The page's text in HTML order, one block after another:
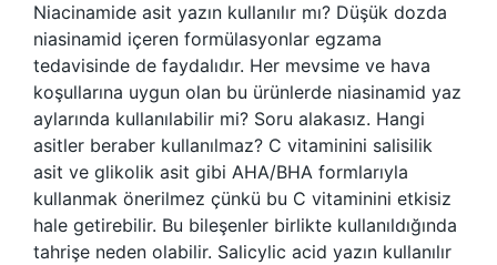
Niacinamide asit yazın kullanılır mı? Düşük dozda
niasinamid içeren formülasyonlar egzama
tedavisinde de faydalıdır. Her mevsime ve hava
koşullarına uygun olan bu ürünlerde niasinamid yaz
aylarında kullanılabilir mi? Soru alakasız. Hangi
asitler beraber kullanılmaz? C vitaminini salisilik
asit ve glikolik asit gibi AHA/BHA formlarıyla
kullanmak önerilmez çünkü bu C vitaminini etkisiz
hale getirebilir. Bu bileşenler birlikte kullanıldığında
tahrişe neden olabilir. Salicylic acid yazın kullanılır